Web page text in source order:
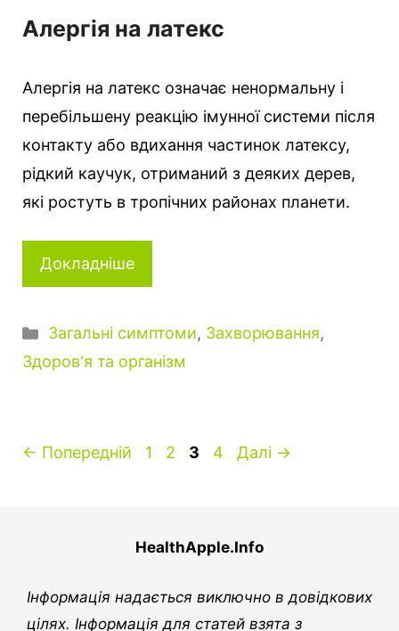
Алергія на латекс
Алергія на латекс означає ненормальну і
перебільшену реакцію імунної системи після
контакту або вдихання частинок латексу,
рідкий каучук, отриманий з деяких дерев,
які ростуть в тропічних районах планети.
Докладніше
Категорії
Загальні симптоми, Захворювання,
Здоров'я та організм
← Попередній Сторінка
1 Сторінка
2 Сторінка
3 Сторінка
4 Далі →
HealthApple.Info
Інформація надається виключно в довідкових
цілях. Інформація для статей взята з